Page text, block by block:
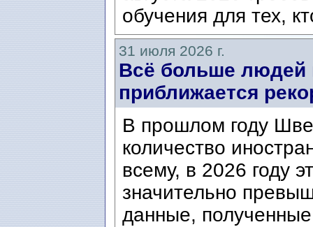
обучения для тех,
31 июля 2026 г.
Всё больше
приближается
В прошлом году
количество
всему, в 2026 году
значительно
данные,